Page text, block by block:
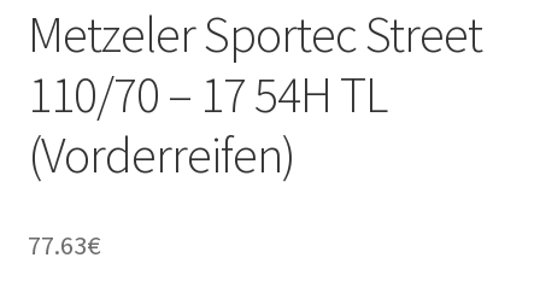
Metzeler Sportec Street
110/70 – 17 54H TL
(Vorderreifen)
77.63€